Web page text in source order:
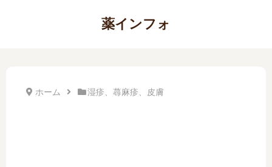
薬インフォ
ホーム 湿疹、蕁麻疹、皮膚